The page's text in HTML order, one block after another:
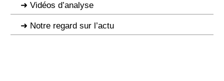
Vidéos d’analyse
Notre regard sur l’actu